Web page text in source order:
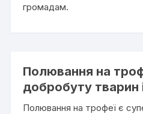
громадам.
Полювання на
добробуту тварин
Полювання на трофеї є